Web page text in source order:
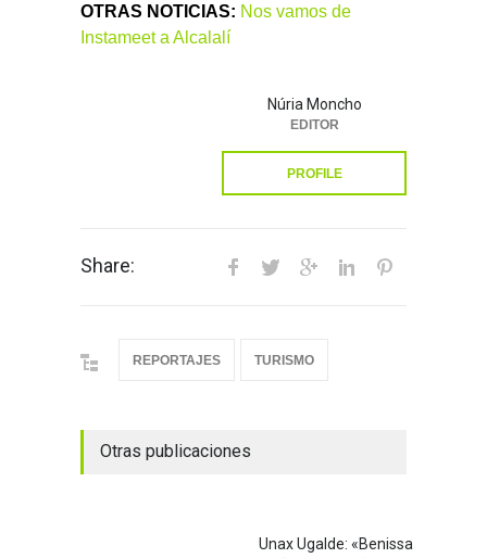
OTRAS NOTICIAS: Nos vamos de
Instameet a Alcalalí
Núria Moncho
EDITOR
PROFILE
Share:
REPORTAJES TURISMO
Otras publicaciones
Unax Ugalde: «Benissa